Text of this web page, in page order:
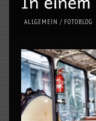
ALLGEMEIN / FOTOBLOG